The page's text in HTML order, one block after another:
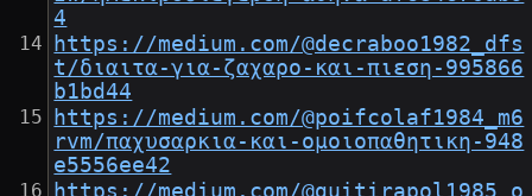
4
https://medium.com/@decraboo1982_dfs
t/διαιτα-για-ζαχαρο-και-πιεση-995866
b1bd44
https://medium.com/@poifcolaf1984_m6
rvm/παχυσαρκια-και-ομοιοπαθητικη-948
e5556ee42